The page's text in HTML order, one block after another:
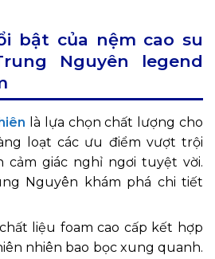
bật của nệm cao su
Nguyên legend
là lựa chọn chất lượng cho
loạt các ưu điểm vượt trội
giác nghỉ ngơi tuyệt vời.
Nguyên khám phá chi tiết
liệu foam cao cấp kết hợp
nhiên bao bọc xung quanh.